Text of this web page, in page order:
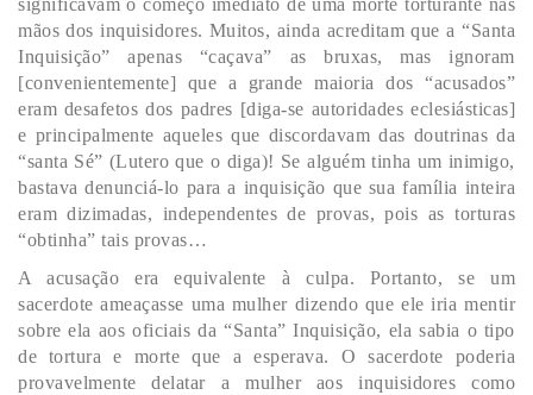
significavam o começo imediato de uma morte torturante nas
mãos dos inquisidores. Muitos, ainda acreditam que a “Santa
Inquisição” apenas “caçava” as bruxas, mas ignoram
[convenientemente] que a grande maioria dos “acusados”
eram desafetos dos padres [diga-se autoridades eclesiásticas]
e principalmente aqueles que discordavam das doutrinas da
“santa Sé” (Lutero que o diga)! Se alguém tinha um inimigo,
bastava denunciá-lo para a inquisição que sua família inteira
eram dizimadas, independentes de provas, pois as torturas
“obtinha” tais provas…
A acusação era equivalente à culpa. Portanto, se um
sacerdote ameaçasse uma mulher dizendo que ele iria mentir
sobre ela aos oficiais da “Santa” Inquisição, ela sabia o tipo
de tortura e morte que a esperava. O sacerdote poderia
provavelmente delatar a mulher aos inquisidores como